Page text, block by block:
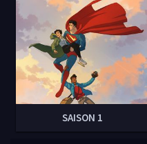
SAISON 1